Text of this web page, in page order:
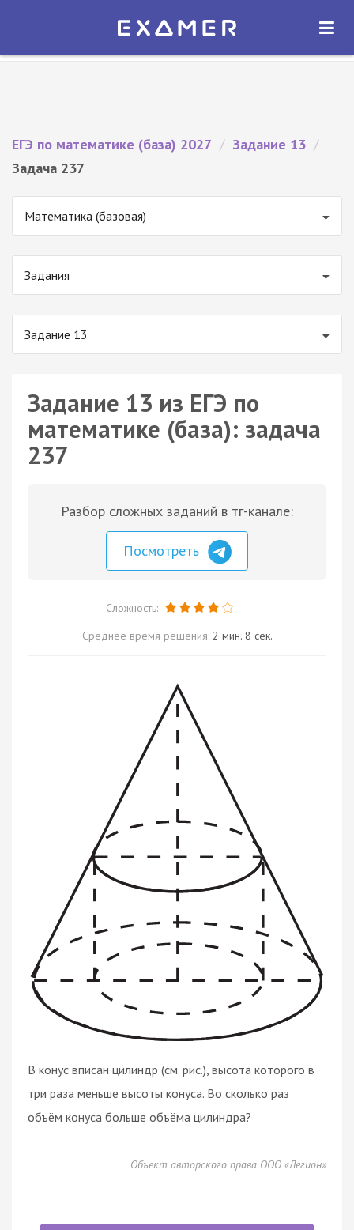
Экзамер — ЕГЭ 2027
ОТКРЫТЬ
ЕГЭ по математике (база) 2027 / Задание 13 /
Задача 237
Математика (базовая)
Задания
Задание 13
Задание 13 из ЕГЭ по
математике (база): задача
237
Разбор сложных заданий в тг-канале:
Посмотреть
Сложность:
Среднее время решения: 2 мин. 8 сек.
В конус вписан цилиндр (см. рис.), высота которого в
три раза меньше высоты конуса. Во сколько раз
объём конуса больше объёма цилиндра?
Объект авторского права ООО «Легион»